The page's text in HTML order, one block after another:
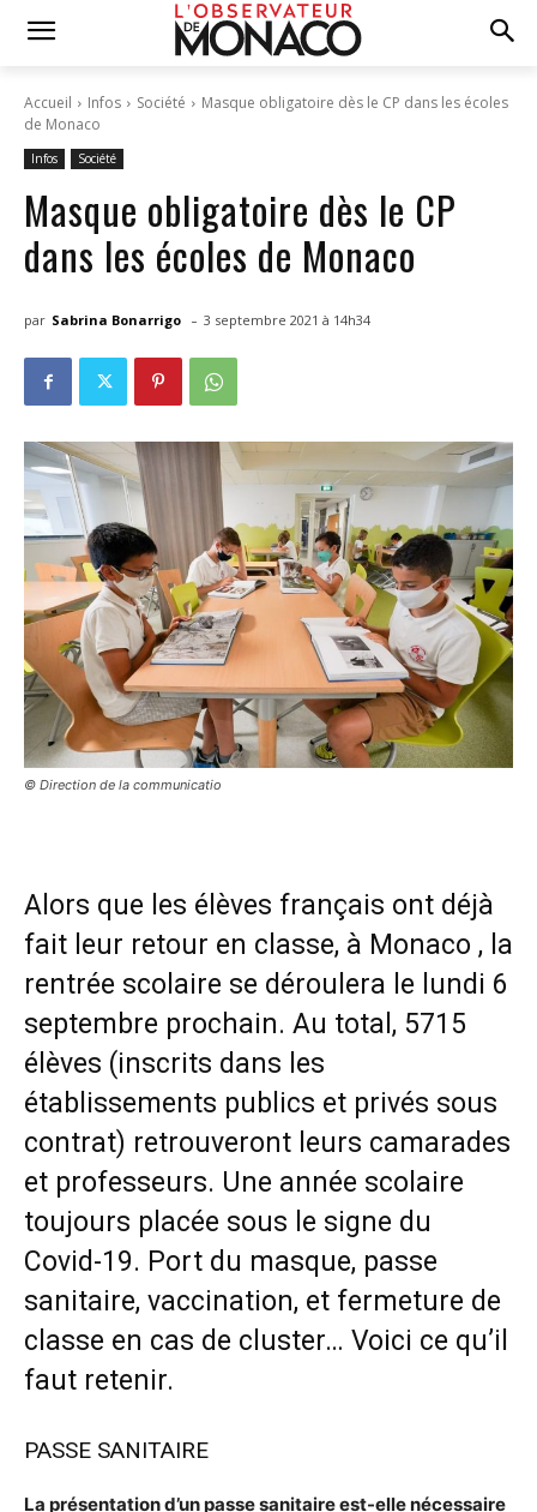
Accueil Infos Société
Masque obligatoire dès le CP dans les écoles
de Monaco
Infos Société
Masque obligatoire dès le CP
dans les écoles de Monaco
par Sabrina Bonarrigo - 3 septembre 2021 à 14h34
© Direction de la communicatio
Alors que les élèves français ont déjà
fait leur retour en classe, à Monaco , la
rentrée scolaire se déroulera le lundi 6
septembre prochain. Au total, 5715
élèves (inscrits dans les
établissements publics et privés sous
contrat) retrouveront leurs camarades
et professeurs. Une année scolaire
toujours placée sous le signe du
Covid-19. Port du masque, passe
sanitaire, vaccination, et fermeture de
classe en cas de cluster… Voici ce qu’il
faut retenir.
PASSE SANITAIRE
La présentation d’un passe sanitaire est-elle nécessaire